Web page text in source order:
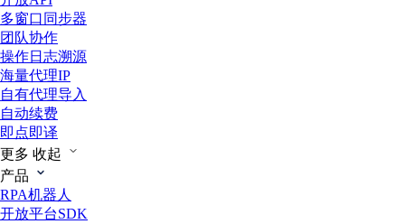
多窗口同步器
团队协作
操作日志溯源
海量代理IP
自有代理导入
自动续费
即点即译
更多 收起
产品
RPA机器人
开放平台SDK